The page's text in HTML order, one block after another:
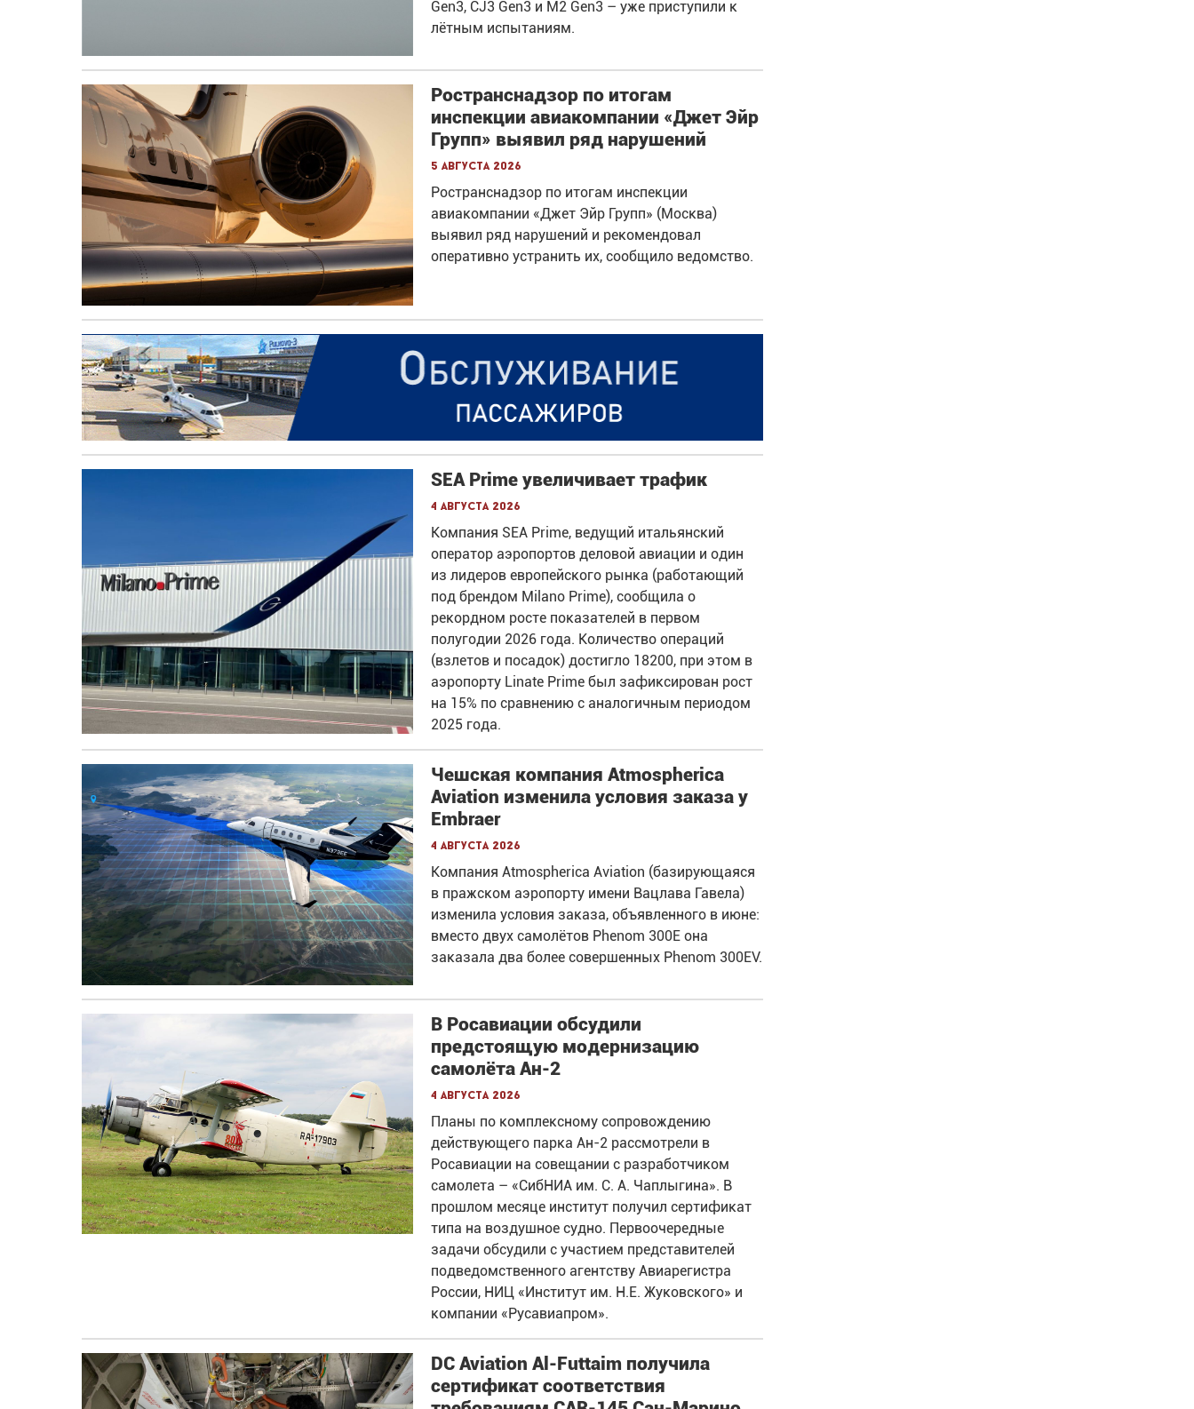
Gen3, CJ3 Gen3 и M2 Gen3 – уже приступили к
лётным испытаниям.
Ространснадзор по итогам
инспекции авиакомпании «Джет Эйр
Групп» выявил ряд нарушений
5 августа 2026
Ространснадзор по итогам инспекции
авиакомпании «Джет Эйр Групп» (Москва)
выявил ряд нарушений и рекомендовал
оперативно устранить их, сообщило ведомство.
SEA Prime увеличивает трафик
4 августа 2026
Компания SEA Prime, ведущий итальянский
оператор аэропортов деловой авиации и один
из лидеров европейского рынка (работающий
под брендом Milano Prime), сообщила о
рекордном росте показателей в первом
полугодии 2026 года. Количество операций
(взлетов и посадок) достигло 18200, при этом в
аэропорту Linate Prime был зафиксирован рост
на 15% по сравнению с аналогичным периодом
2025 года.
Чешская компания Atmospherica
Aviation изменила условия заказа у
Embraer
4 августа 2026
Компания Atmospherica Aviation (базирующаяся
в пражском аэропорту имени Вацлава Гавела)
изменила условия заказа, объявленного в июне:
вместо двух самолётов Phenom 300E она
заказала два более совершенных Phenom 300EV.
В Росавиации обсудили
предстоящую модернизацию
самолёта Ан-2
4 августа 2026
Планы по комплексному сопровождению
действующего парка Ан-2 рассмотрели в
Росавиации на совещании с разработчиком
самолета – «СибНИА им. С. А. Чаплыгина». В
прошлом месяце институт получил сертификат
типа на воздушное судно. Первоочередные
задачи обсудили с участием представителей
подведомственного агентству Авиарегистра
России, НИЦ «Институт им. Н.Е. Жуковского» и
компании «Русавиапром».
DC Aviation Al-Futtaim получила
сертификат соответствия